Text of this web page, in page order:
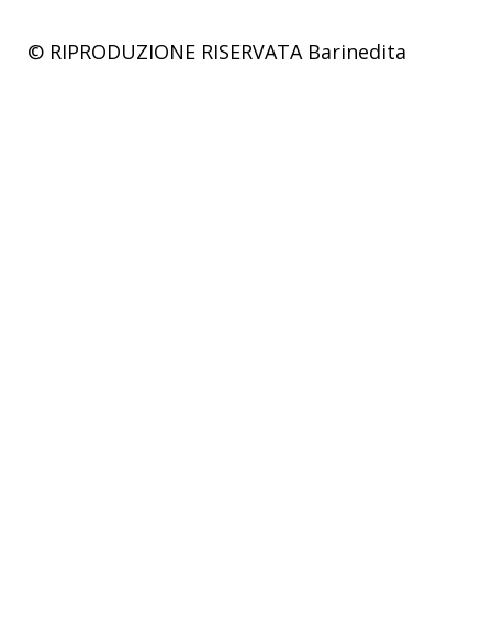
© RIPRODUZIONE RISERVATA Barinedita